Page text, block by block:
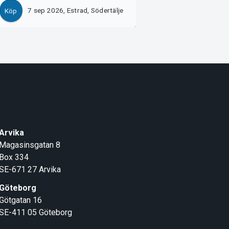
Köp 7 sep 2026, Estrad, Södertälje
Magasinsgatan 8
Box 334
671 27 Arvika
Göteborg
16
411 05 Göteborg